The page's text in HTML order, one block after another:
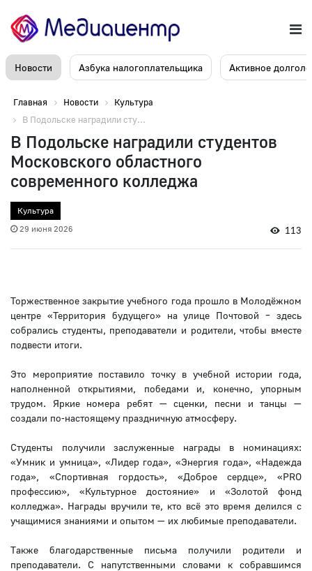
Новости Азбука налогоплательщика Активное
Главная Новости
Культура
В Подольске наградили сту...
В Подольске наградили студентов
Московского областного
современного колледжа
Культура
29 июня 2026
113
Торжественное закрытие учебного года прошло в Молодёжном
центре «Территория будущего» на улице Почтовой – здесь
собрались студенты, преподаватели и родители, чтобы вместе
подвести итоги.
Это мероприятие поставило точку в учебной истории года,
наполненной открытиями, победами и, конечно, упорным
трудом. Яркие номера ребят — сценки, песни и танцы —
создали по-настоящему праздничную атмосферу.
Студенты получили заслуженные награды в номинациях:
«Умник и умница», «Лидер года», «Энергия года», «Надежда
года», «Спортивная гордость», «Доброе сердце», «PRO
профессию», «Культурное достояние» и «Золотой фонд
колледжа». Награды вручили те, кто всё это время делился с
учащимися знаниями и опытом — их любимые преподаватели.
Также благодарственные письма получили родители и
преподаватели. С напутственными словами к собравшимся